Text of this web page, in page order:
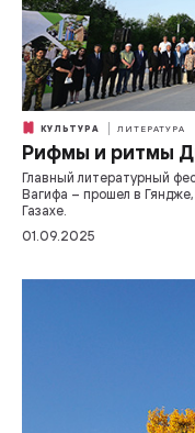
КУЛЬТУРА ЛИТЕРАТУРА
Рифмы и ритмы
Главный литературный
Вагифа – прошел в
Газахе.
01.09.2025